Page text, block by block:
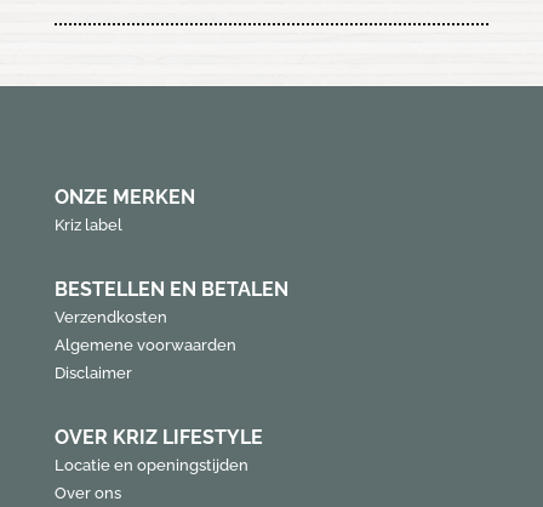
ONZE MERKEN
Kriz label
BESTELLEN EN BETALEN
Verzendkosten
Algemene voorwaarden
Disclaimer
OVER KRIZ LIFESTYLE
Locatie en openingstijden
Over ons